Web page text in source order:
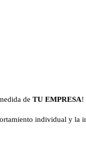
de TU EMPRESA!
individual y la